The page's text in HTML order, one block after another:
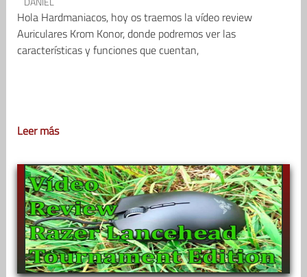
Hola Hardmaniacos, hoy os traemos la vídeo review
Auriculares Krom Konor, donde podremos ver las
características y funciones que cuentan,
Leer más